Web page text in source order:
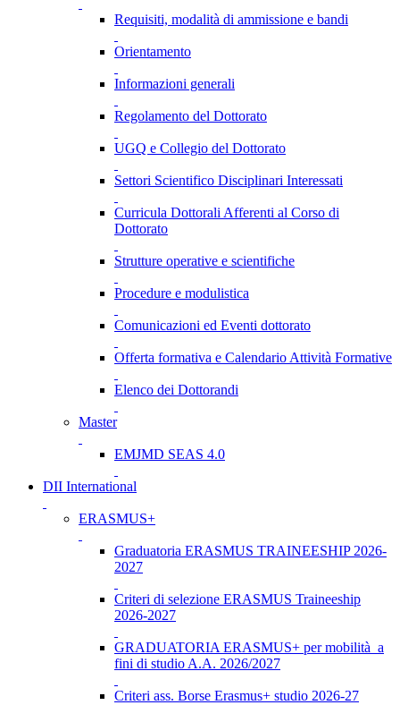
Requisiti, modalità di ammissione e bandi
Orientamento
Informazioni generali
Regolamento del Dottorato
UGQ e Collegio del Dottorato
Settori Scientifico Disciplinari Interessati
Curricula Dottorali Afferenti al Corso di
Dottorato
Strutture operative e scientifiche
Procedure e modulistica
Comunicazioni ed Eventi dottorato
Offerta formativa e Calendario Attività Formative
Elenco dei Dottorandi
Master
EMJMD SEAS 4.0
DII International
ERASMUS+
Graduatoria ERASMUS TRAINEESHIP 2026-
2027
Criteri di selezione ERASMUS Traineeship
2026-2027
GRADUATORIA ERASMUS+ per mobilità a
fini di studio A.A. 2026/2027
Criteri ass. Borse Erasmus+ studio 2026-27